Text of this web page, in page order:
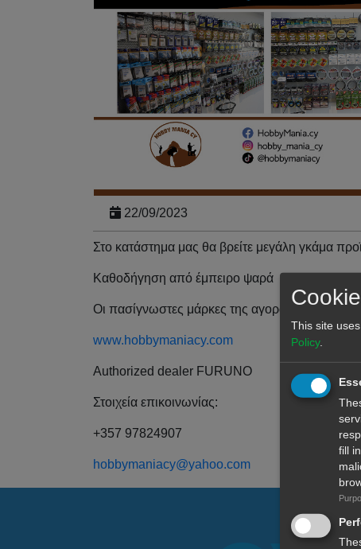
22/09/2023
Στο κατάστημα μας θα βρείτε μεγάλη γκάμα
Καθοδήγηση από έμπειρο ψαρά
Οι πασίγνωστες μάρκες της αγοράς αλλά και
www.hobbymaniacy.com
Authorized dealer FURUNO
Στοιχεία επικοινωνίας:
+357 97824907
hobbymaniacy@yahoo.com
This site
Policy.
fill